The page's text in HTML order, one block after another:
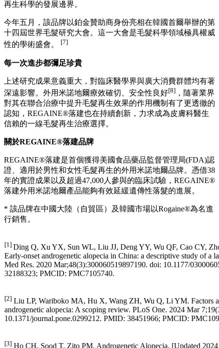
或加重女性型落髮。」
雄激素性落髮帶來的影響遠不止於身體層面。落髮會給患者造
成沉重的心理負擔，引發焦慮、自卑情緒，還會嚴重影響日常
生活與社交活動
[6]，這也進一步凸顯了早期診斷與有效治療的
REGAINE®落建作為全球歷經數十年深度研究與大量臨床驗
證的落髮治療產品，始終未曾停下探索的腳步，不斷拓展毛髮
再生科學的發展邊界。
今年五月，該品牌以鉑金贊助商身份亮相在韓國首爾舉辦的第
十四屆世界毛髮研究大會。這一大會是毛髮科學領域極具權威
每一次進步都彌足珍貴
上述研究成果意義重大，對臨床醫學界與廣大消費群體均有著
對其在聯合治療中提升毛髮再生效果的作用機制有了更透徹的
認知，REGAINE®落建也在持續創新，力求成為皮膚科醫生
關於REGAINE®落建品牌
REGAINE®落建是首個獲得美國食品藥品監督管理局(FDA)認
證、適用於男性和女性毛髮再生的外用米諾地爾品牌。憑借38
落建外用米諾地爾產品能夠有效延緩遺傳性落髮的進展。
* 該品牌在中國大陸（自貿區）及韓國市場以Rogaine®為名進